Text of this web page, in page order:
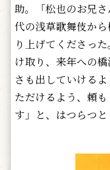
助。「松也のお兄
代の浅草歌舞伎か
り上げてくださっ
け取り、来年への
さも出していける
ただけるよう、頼
す」と、はつらつと